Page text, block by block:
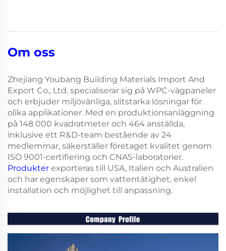
Om oss
Zhejiang Youbang Building Materials Import And
Export Co., Ltd. specialiserar sig på WPC-vägpaneler
och erbjuder miljövänliga, slitstarka lösningar för
olika applikationer. Med en produktionsanläggning
på 148 000 kvadratmeter och 464 anställda,
inklusive ett R&D-team bestående av 24
medlemmar, säkerställer företaget kvalitet genom
ISO 9001-certifiering och CNAS-laboratorier.
Produkter exporteras till USA, Italien och Australien
och har egenskaper som vattentätighet, enkel
installation och möjlighet till anpassning.